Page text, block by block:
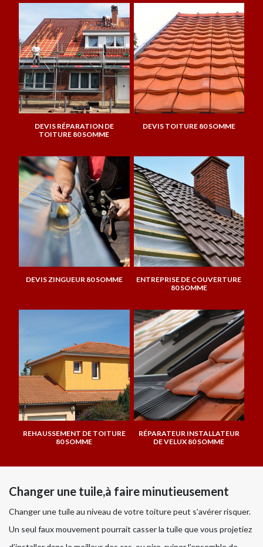
DEVIS RÉPARATION DE
TOITURE 80 SOMME
DEVIS TOITURE 80 SOMME
DEVIS ZINGUEUR 80 SOMME
ENTREPRISE DE COUVERTURE
80 SOMME
REHAUSSEMENT DE TOITURE
80 SOMME
RÉPARATEUR INSTALLATEUR
DE VELUX 80 SOMME
Changer une tuile,à faire minutieusement
Changer une tuile au niveau de votre toiture peut s’avérer risquer.
Un seul faux mouvement pourrait casser la tuile que vous projetiez